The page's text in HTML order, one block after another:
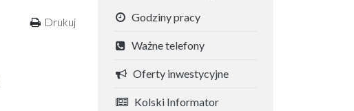
Drukuj Godziny pracy
Ważne telefony
Oferty inwestycyjne
Kolski Informator